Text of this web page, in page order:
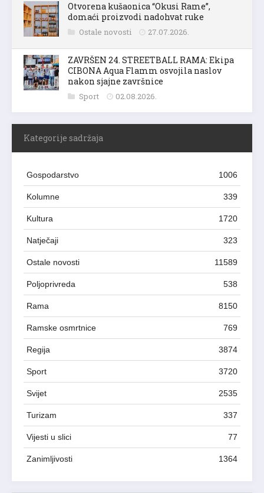
Otvorena kušaonica “Okusi Rame”,
domaći proizvodi nadohvat ruke
Ostale novosti 27.07.2026.
ZAVRŠEN 24. STREETBALL RAMA: Ekipa
CIBONA Aqua Flamm osvojila naslov
nakon sjajne završnice
Sport 02.08.2026.
Kategorije sadržaja
Gospodarstvo 1006
Kolumne 339
Kultura 1720
Natječaji 323
Ostale novosti 11589
Poljoprivreda 538
Rama 8150
Ramske osmrtnice 769
Regija 3874
Sport 3720
Svijet 2535
Turizam 337
Vijesti u slici 77
Zanimljivosti 1364